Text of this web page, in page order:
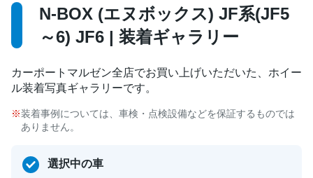
N-BOX (エヌボックス) JF系(JF5
～6) JF6 | 装着ギャラリー
カーポートマルゼン全店でお買い上げいただいた、ホイー
ル装着写真ギャラリーです。
装着事例については、車検・点検設備などを保証するものでは
ありません。
選択中の車